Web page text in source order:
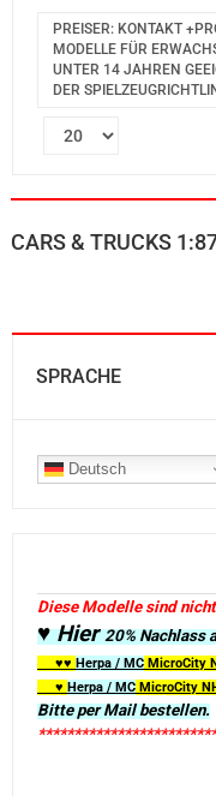
PREISER: KONTAKT
MODELLE FÜR
UNTER 14 JAHREN
DER
CARS & TRUCKS
SPRACHE
Deutsch
Diese Modelle sind
♥ Hier20% Nachlass
♥♥ Herpa / MC MicroCity
♥ Herpa / MC MicroCity
Bitte per Mail bestellen.
*************************